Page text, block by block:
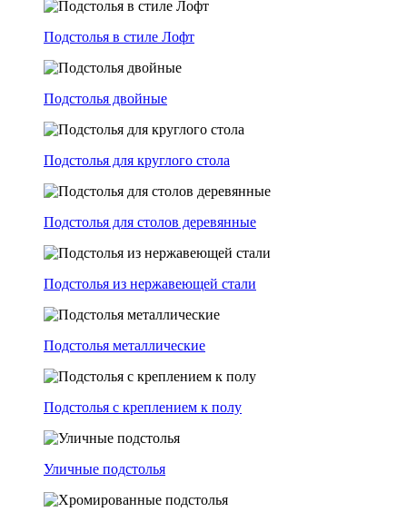
Подстолья в стиле Лофт
Подстолья двойные
Подстолья для круглого стола
Подстолья для столов деревянные
Подстолья из нержавеющей стали
Подстолья металлические
Подстолья с креплением к полу
Уличные подстолья